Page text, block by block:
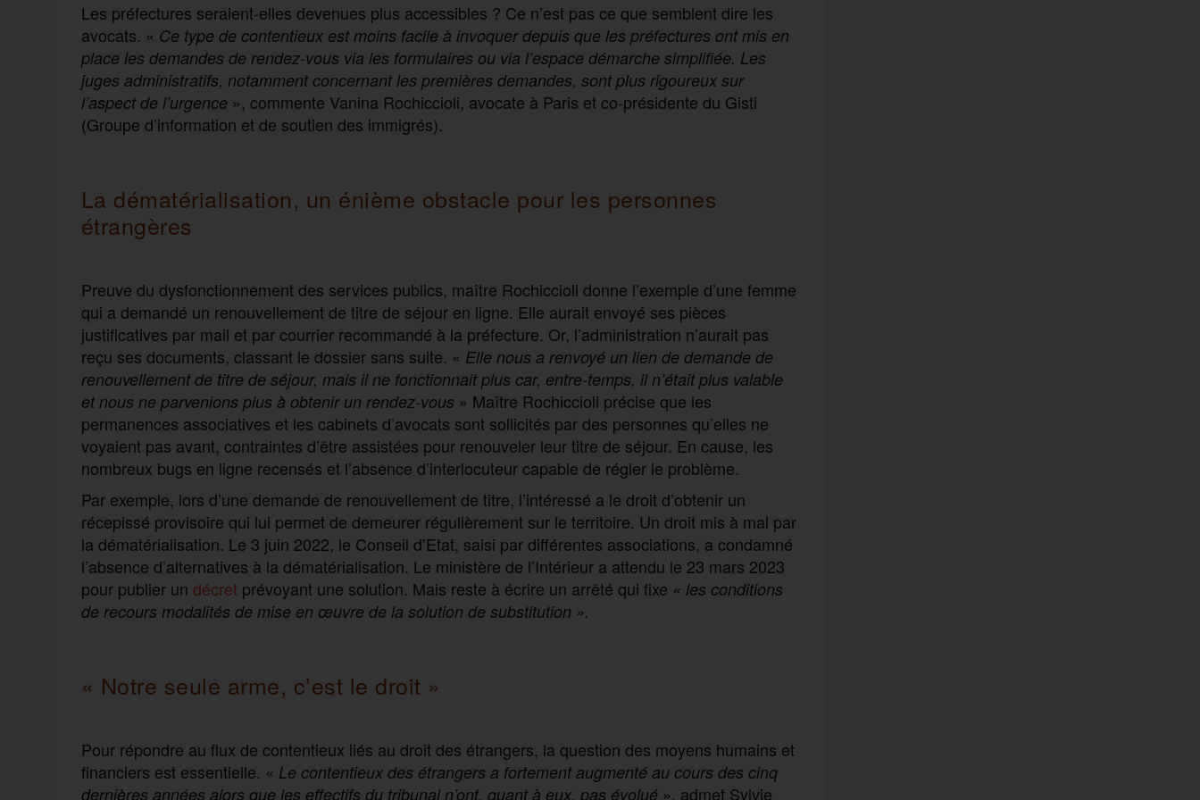
Les préfectures seraient-elles devenues plus accessibles ? Ce n’est pas ce que semblent dire les
avocats. « Ce type de contentieux est moins facile à invoquer depuis que les préfectures ont mis en
place les demandes de rendez-vous via les formulaires ou via l’espace démarche simplifiée. Les
juges administratifs, notamment concernant les premières demandes, sont plus rigoureux sur
l’aspect de l’urgence», commente Vanina Rochiccioli, avocate à Paris et co-présidente du Gisti
(Groupe d’information et de soutien des immigrés).
La dématérialisation, un énième obstacle pour les personnes
étrangères
Preuve du dysfonctionnement des services publics, maître Rochiccioli donne l’exemple d’une femme
qui a demandé un renouvellement de titre de séjour en ligne. Elle aurait envoyé ses pièces
justificatives par mail et par courrier recommandé à la préfecture. Or, l’administration n’aurait pas
reçu ses documents, classant le dossier sans suite. « Elle nous a renvoyé un lien de demande de
renouvellement de titre de séjour, mais il ne fonctionnait plus car, entre-temps, il n’était plus valable
et nous ne parvenions plus à obtenir un rendez-vous » Maître Rochiccioli précise que les
permanences associatives et les cabinets d’avocats sont sollicités par des personnes qu’elles ne
voyaient pas avant, contraintes d’être assistées pour renouveler leur titre de séjour. En cause, les
nombreux bugs en ligne recensés et l’absence d’interlocuteur capable de régler le problème.
Par exemple, lors d’une demande de renouvellement de titre, l’intéressé a le droit d’obtenir un
récepissé provisoire qui lui permet de demeurer régulièrement sur le territoire. Un droit mis à mal par
la dématérialisation. Le 3 juin 2022, le Conseil d’Etat, saisi par différentes associations, a condamné
l’absence d’alternatives à la dématérialisation. Le ministère de l’Intérieur a attendu le 23 mars 2023
pour publier un décret prévoyant une solution. Mais reste à écrire un arrêté qui fixe « les conditions
de recours modalités de mise en œuvre de la solution de substitution ».
« Notre seule arme, c’est le droit »
Pour répondre au flux de contentieux liés au droit des étrangers, la question des moyens humains et
financiers est essentielle. « Le contentieux des étrangers a fortement augmenté au cours des cinq
dernières années alors que les effectifs du tribunal n’ont, quant à eux, pas évolué», admet Sylvie